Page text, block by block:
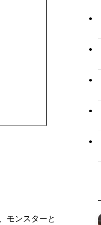
モンスターと